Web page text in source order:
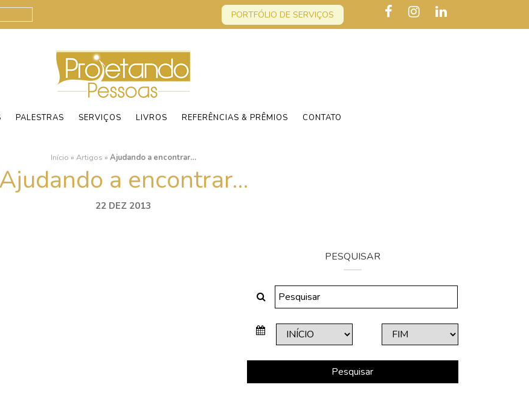
PORTFÓLIO DE SERVIÇOS
PALESTRAS SERVIÇOS LIVROS REFERÊNCIAS & PRÊMIOS CONTATO
Início » Artigos » Ajudando a encontrar…
Ajudando a encontrar…
22 DEZ 2013
PESQUISAR
Pesquisar